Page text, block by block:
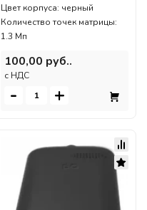
Цвет корпуса: черный
Количество точек матрицы:
1.3 Мп
100,00 руб..
c НДС
- +